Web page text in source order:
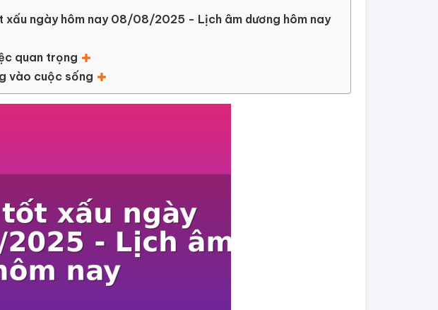
ngày hôm nay 08/08/2025 - Lịch âm dương hôm nay
quan trọng
vào cuộc sống